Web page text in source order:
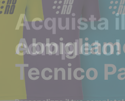
Acquista
completo!